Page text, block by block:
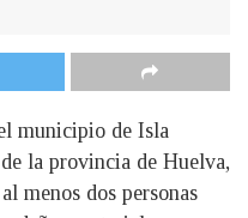
municipio de Isla
la provincia de Huelva,
menos dos personas